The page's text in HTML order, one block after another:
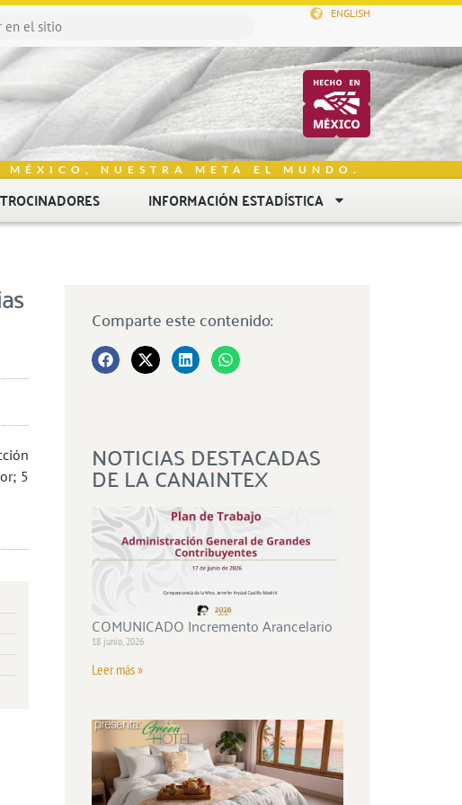
ENGLISH
MÉXICO, NUESTRA META EL MUNDO.
INFORMACIÓN ESTADÍSTICA
5
Comparte este contenido:
NOTICIAS DESTACADAS
DE LA CANAINTEX
COMUNICADO Incremento Arancelario
18 junio, 2026
Leer más »